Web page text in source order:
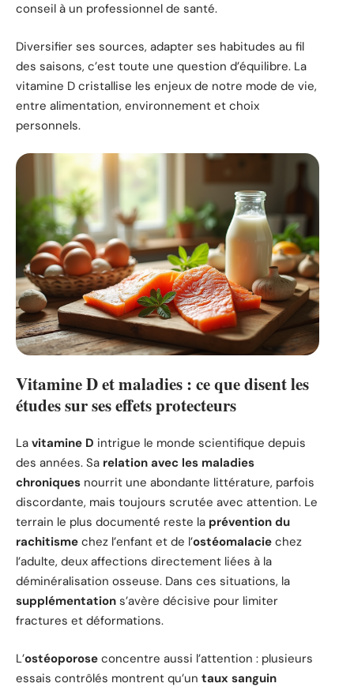
conseil à un professionnel de santé.
Diversifier ses sources, adapter ses habitudes au fil
des saisons, c’est toute une question d’équilibre. La
vitamine D cristallise les enjeux de notre mode de vie,
entre alimentation, environnement et choix
personnels.
Vitamine D et maladies : ce que disent les
études sur ses effets protecteurs
La vitamine D intrigue le monde scientifique depuis
des années. Sa relation avec les maladies
chroniques nourrit une abondante littérature, parfois
discordante, mais toujours scrutée avec attention. Le
terrain le plus documenté reste la prévention du
rachitisme chez l’enfant et de l’ostéomalacie chez
l’adulte, deux affections directement liées à la
déminéralisation osseuse. Dans ces situations, la
supplémentation s’avère décisive pour limiter
fractures et déformations.
L’ostéoporose concentre aussi l’attention : plusieurs
essais contrôlés montrent qu’un taux sanguin